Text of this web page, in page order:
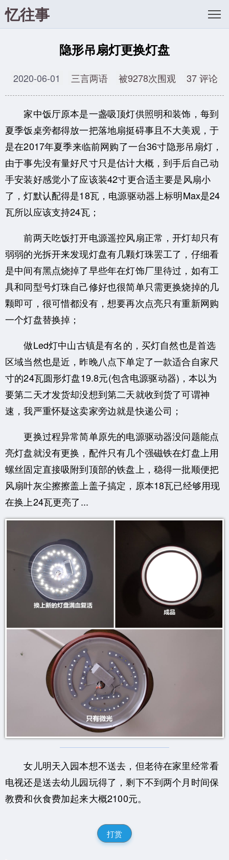
忆往事
隐形吊扇灯更换灯盘
2020-06-01 三言两语 被9278次围观 37 评论
家中饭厅原本是一盏吸顶灯供照明和装饰，每到
夏季饭桌旁都得放一把落地扇挺碍事且不大美观，于
是在2017年夏季来临前网购了一台36寸隐形吊扇灯，
由于事先没有量好尺寸只是估计大概，到手后自己动
手安装好感觉小了应该装42寸更合适主要是风扇小
了，灯默认配得是18瓦，电源驱动器上标明Max是24
瓦所以应该支持24瓦；
前两天吃饭打开电源遥控风扇正常，开灯却只有
弱弱的光拆开来发现灯盘有几颗灯珠罢工了，仔细看
是中间有黑点烧掉了早些年在灯饰厂里待过，如有工
具和同型号灯珠自己修好也很简单只需更换烧掉的几
颗即可，很可惜都没有，想要再次点亮只有重新网购
一个灯盘替换掉；
做Led灯中山古镇是有名的，买灯自然也是首选
区域当然也是近，昨晚八点下单定了一款适合自家尺
寸的24瓦圆形灯盘19.8元(包含电源驱动器)，本以为
要第二天才发货却没想到第二天就收到货了可谓神
速，我严重怀疑这卖家旁边就是快递公司；
更换过程异常简单原先的电源驱动器没问题能点
亮灯盘就没有更换，配件只有几个强磁铁在灯盘上用
螺丝固定直接吸附到顶部的铁盘上，稳得一批顺便把
风扇叶灰尘擦擦盖上盖子搞定，原本18瓦已经够用现
在换上24瓦更亮了...
女儿明天入园本想不送去，但老待在家里经常看
电视还是送去幼儿园玩得了，剩下不到两个月时间保
教费和伙食费加起来大概2100元。
打赏